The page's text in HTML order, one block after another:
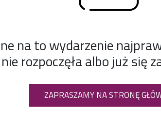
na to wydarzenie
nie rozpoczęła albo już się
ZAPRASZAMY NA STRONĘ